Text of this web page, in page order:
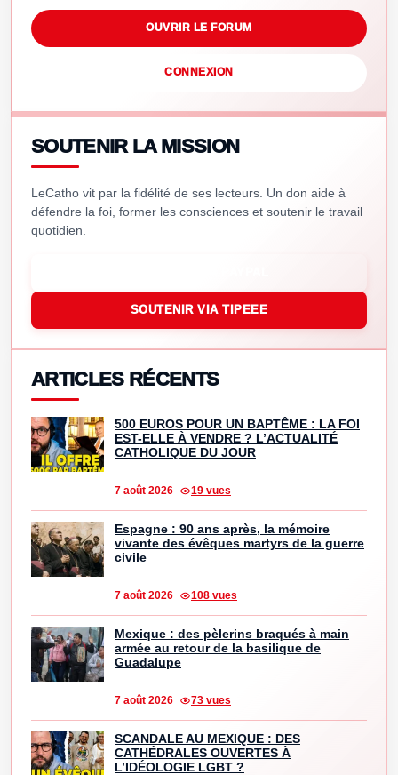
OUVRIR LE FORUM
CONNEXION
SOUTENIR LA MISSION
LeCatho vit par la fidélité de ses lecteurs. Un don aide à
défendre la foi, former les consciences et soutenir le travail
quotidien.
SOUTENIR VIA TIPEEE
ARTICLES RÉCENTS
500 EUROS POUR UN BAPTÊME : LA FOI
EST-ELLE À VENDRE ? L’ACTUALITÉ
CATHOLIQUE DU JOUR
7 août 2026 19 vues
Espagne : 90 ans après, la mémoire
vivante des évêques martyrs de la guerre
civile
7 août 2026 108 vues
Mexique : des pèlerins braqués à main
armée au retour de la basilique de
Guadalupe
7 août 2026 73 vues
SCANDALE AU MEXIQUE : DES
CATHÉDRALES OUVERTES À
L’IDÉOLOGIE LGBT ?